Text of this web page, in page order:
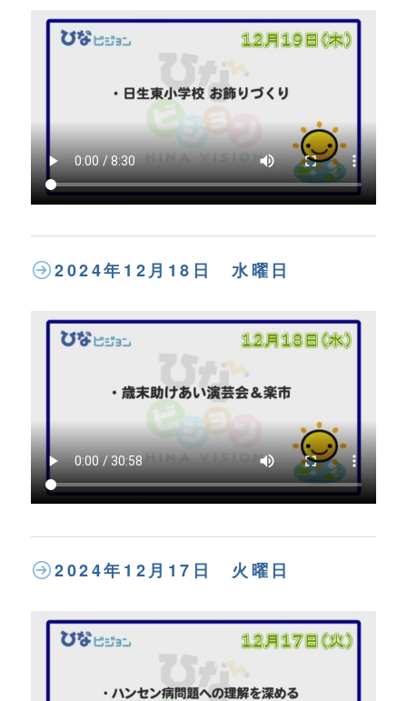
2024年12月18日 水曜日
2024年12月17日 火曜日